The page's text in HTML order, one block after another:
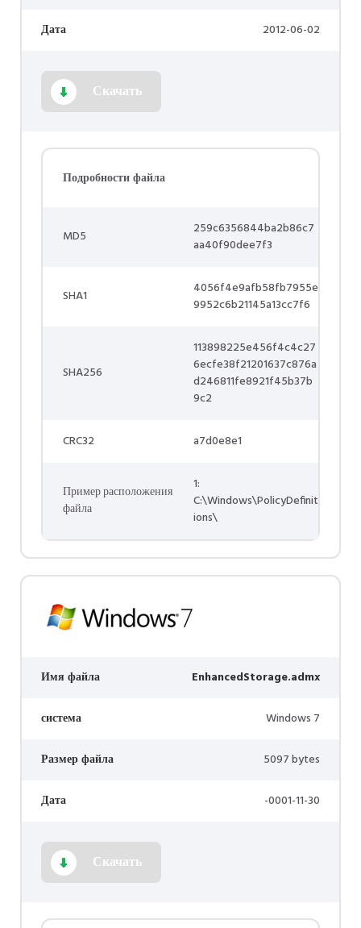
Дата 2012-06-02
Скачать
Подробности файла
MD5
259c6356844ba2b86c7
aa40f90dee7f3
SHA1
4056f4e9afb58fb7955e
9952c6b21145a13cc7f6
SHA256
113898225e456f4c4c27
6ecfe38f21201637c876a
d246811fe8921f45b37b
9c2
CRC32 a7d0e8e1
Пример расположения
файла
1:
C:\Windows\PolicyDefinit
ions\
Имя файла EnhancedStorage.admx
система Windows 7
Размер файла 5097 bytes
Дата -0001-11-30
Скачать